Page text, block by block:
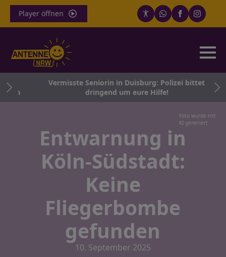
Player öffnen
Vermisste Seniorin in Duisburg: Polizei bittet
dringend um eure Hilfe!
Foto wurde mit
KI generiert
Entwarnung in
Köln-Südstadt:
Keine
Fliegerbombe
gefunden
10. September 2025